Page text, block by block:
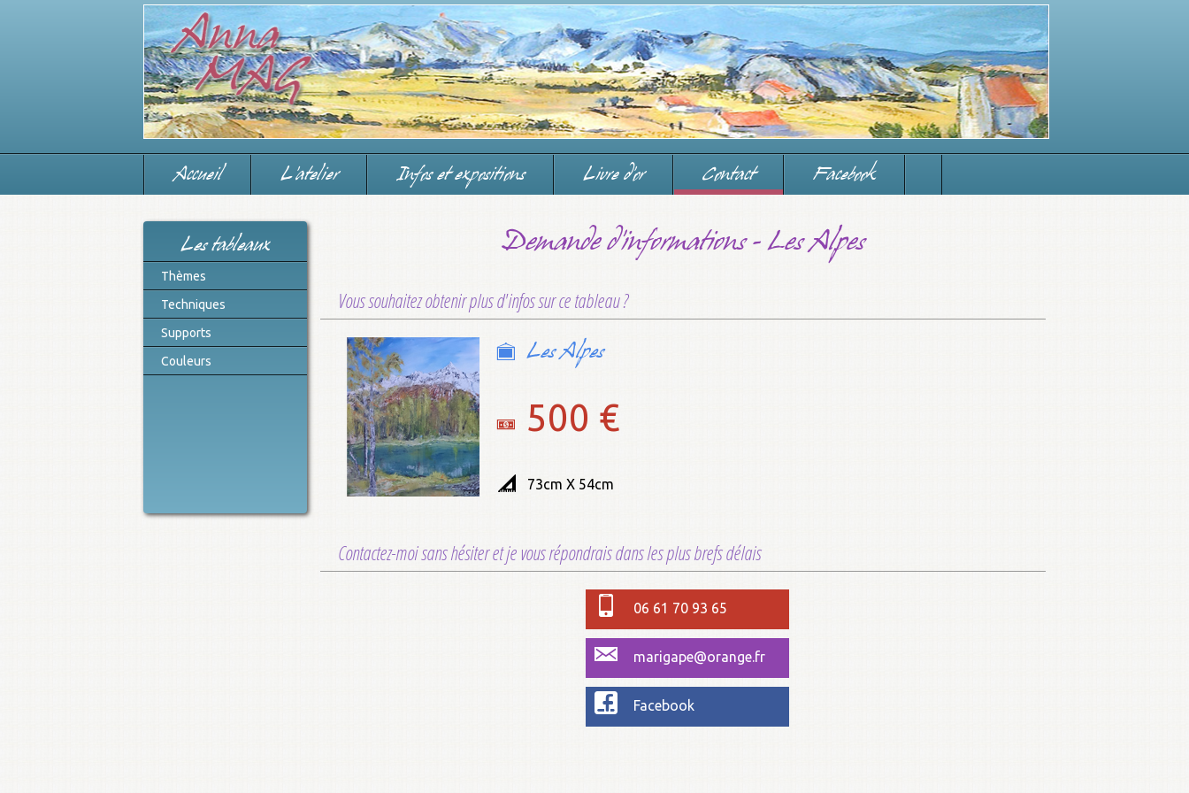
Accueil L'atelier Infos et expositions Livre d'or Contact Facebook
Les tableaux
Thèmes
Techniques
Supports
Couleurs
Demande d'informations - Les Alpes
Vous souhaitez obtenir plus d'infos sur ce tableau ?
Les Alpes
500 €
73cm X 54cm
Contactez-moi sans hésiter et je vous répondrais dans les plus brefs délais
06 61 70 93 65
marigape@orange.fr
Facebook